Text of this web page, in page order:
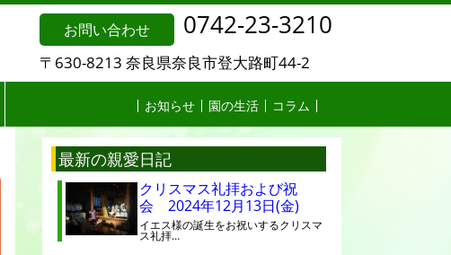
お問い合わせ 0742-23-3210
〒630-8213 奈良県奈良市登大路町44-2
お知らせ 園の生活 コラム
最新の親愛日記
クリスマス礼拝および祝
会 2024年12月13日(金)
イエス様の誕生をお祝いするクリスマ
ス礼拝…